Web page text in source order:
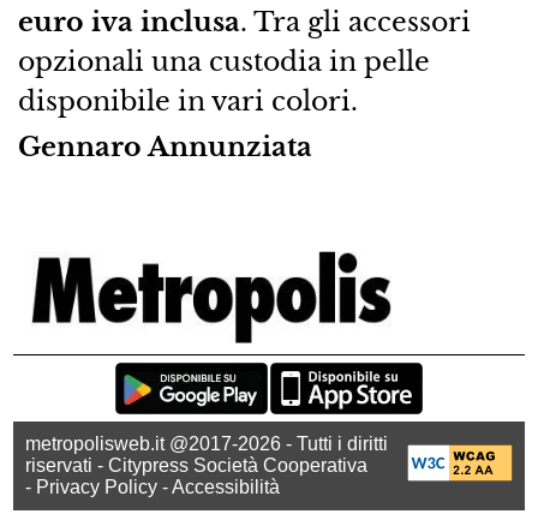
euro iva inclusa. Tra gli accessori
opzionali una custodia in pelle
disponibile in vari colori.
Gennaro Annunziata
metropolisweb.it @2017-2026 - Tutti i diritti
riservati - Citypress Società Cooperativa
- Privacy Policy -Accessibilità